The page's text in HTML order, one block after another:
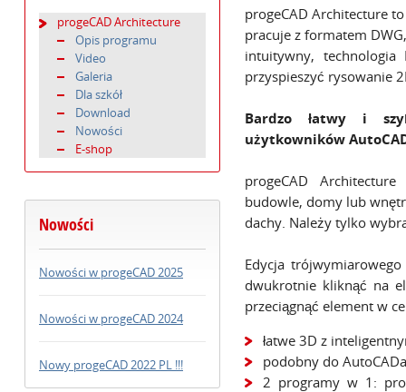
progeCAD Architecture
pracuje z formatem
intuitywny,
przyspieszyć rysowanie
Bardzo łatwy i
użytkowników
progeCAD
budowle, domy lub
dachy. Należy tylko
Edycja
dwukrotnie kliknąć na
przeciągnąć element w
łatwe 3D z
podobny do
2 programy w 1:
progeCAD Architecture
Opis programu
Video
Galeria
Dla szkół
Download
Nowości
E-shop
Nowości
Nowości w progeCAD 2025
Nowości w progeCAD 2024
Nowy progeCAD 2022 PL !!!